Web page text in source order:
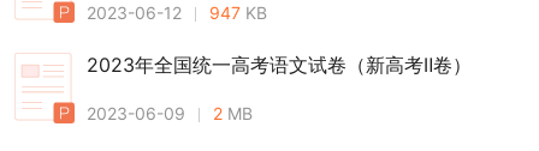
2023-06-12 947 KB
2023年全国统一高考语文试卷（新高考Ⅱ卷）
2023-06-09 2 MB